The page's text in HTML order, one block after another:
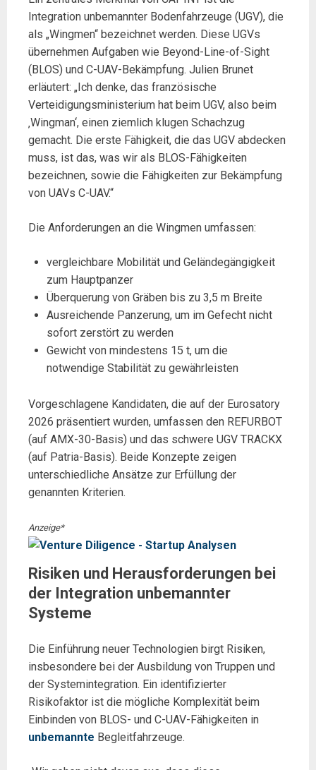
Integration unbemannter Bodenfahrzeuge (UGV), die
als „Wingmen“ bezeichnet werden. Diese UGVs
übernehmen Aufgaben wie Beyond-Line-of-Sight
(BLOS) und C-UAV-Bekämpfung. Julien Brunet
erläutert: „Ich denke, das französische
Verteidigungsministerium hat beim UGV, also beim
‚Wingman‘, einen ziemlich klugen Schachzug
gemacht. Die erste Fähigkeit, die das UGV abdecken
muss, ist das, was wir als BLOS-Fähigkeiten
bezeichnen, sowie die Fähigkeiten zur Bekämpfung
von UAVs C-UAV.“
Die Anforderungen an die Wingmen umfassen:
vergleichbare Mobilität und Geländegängigkeit
zum Hauptpanzer
Überquerung von Gräben bis zu 3,5 m Breite
Ausreichende Panzerung, um im Gefecht nicht
sofort zerstört zu werden
Gewicht von mindestens 15 t, um die
notwendige Stabilität zu gewährleisten
Vorgeschlagene Kandidaten, die auf der Eurosatory
2026 präsentiert wurden, umfassen den REFURBOT
(auf AMX-30-Basis) und das schwere UGV TRACKX
(auf Patria-Basis). Beide Konzepte zeigen
unterschiedliche Ansätze zur Erfüllung der
genannten Kriterien.
Anzeige*
Risiken und Herausforderungen bei
der Integration unbemannter
Systeme
Die Einführung neuer Technologien birgt Risiken,
insbesondere bei der Ausbildung von Truppen und
der Systemintegration. Ein identifizierter
Risikofaktor ist die mögliche Komplexität beim
Einbinden von BLOS- und C-UAV-Fähigkeiten in
unbemannte Begleitfahrzeuge.